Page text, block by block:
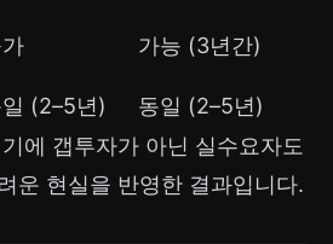
가능 (3년간)
(2–5년)
동일 (2–5년)
에 갭투자가 아닌 실수요자도
운 현실을 반영한 결과입니다.